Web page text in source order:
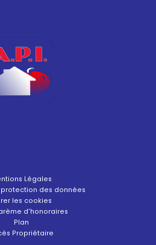
Légales
des données
les cookies
d'honoraires
Plan
Propriétaire